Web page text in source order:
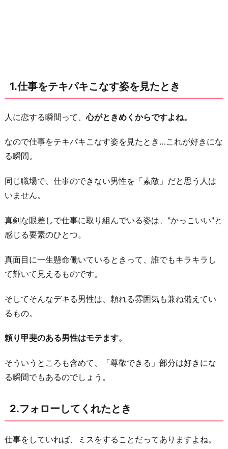
フ
ォ
ロ
し
て
れ
た
と
き
褒
め
れ
た
と
4.
無
気
な
笑
1.仕事をテキパキこなす姿を見たとき
人に恋する瞬間って、心がときめくからですよね。
なので仕事をテキパキこなす姿を見たとき…これが好きにな
る瞬間。
同じ職場で、仕事のできない男性を「素敵」だと思う人は
いません。
真剣な眼差しで仕事に取り組んでいる姿は、"かっこいい"と
感じる要素のひとつ。
真面目に一生懸命働いているときって、誰でもキラキラし
て輝いて見えるものです。
そしてそんなデキる男性は、頼れる雰囲気も兼ね備えてい
るもの。
頼り甲斐のある男性はモテます。
そういうところも含めて、「尊敬できる」部分は好きにな
る瞬間でもあるのでしょう。
2.フォローしてくれたとき
仕事をしていれば、ミスをすることだってありますよね。